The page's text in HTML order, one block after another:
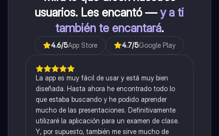
usuarios. Les encantó —y a ti
también te encantará.
4.6/5App Store 4.7/5Google Play
La app es muy fácil de usar y está muy bien
diseñada. Hasta ahora he encontrado todo lo
que estaba buscando y he podido aprender
mucho de las presentaciones. Definitivamente
utilizaré la aplicación para un examen de clase.
Y, por supuesto, también me sirve mucho de